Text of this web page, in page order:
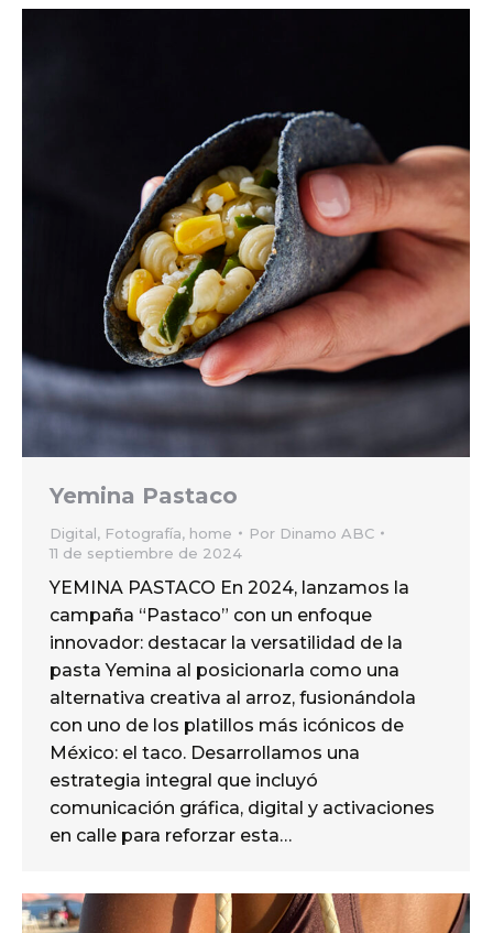
Yemina Pastaco
Digital, Fotografía, home Por Dinamo ABC
11 de septiembre de 2024
YEMINA PASTACO En 2024, lanzamos la
campaña “Pastaco” con un enfoque
innovador: destacar la versatilidad de la
pasta Yemina al posicionarla como una
alternativa creativa al arroz, fusionándola
con uno de los platillos más icónicos de
México: el taco. Desarrollamos una
estrategia integral que incluyó
comunicación gráfica, digital y activaciones
en calle para reforzar esta…